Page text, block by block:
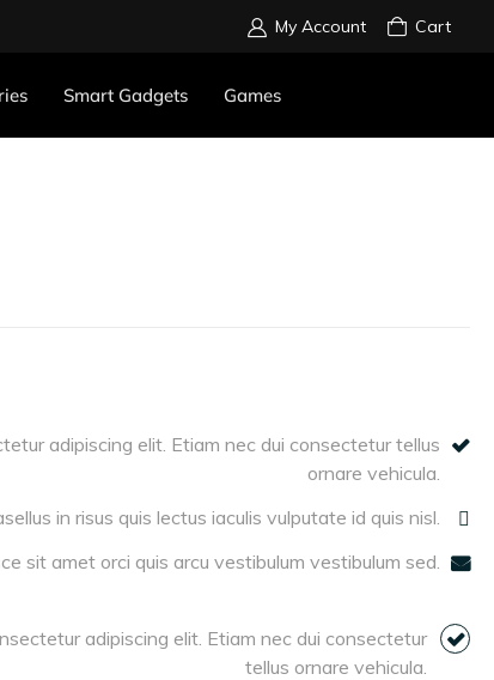
My Account Cart
Smart Gadgets Games
adipiscing elit. Etiam nec dui consectetur tellus
ornare vehicula.
in risus quis lectus iaculis vulputate id quis nisl.
sit amet orci quis arcu vestibulum vestibulum sed.
adipiscing elit. Etiam nec dui consectetur
tellus ornare vehicula.